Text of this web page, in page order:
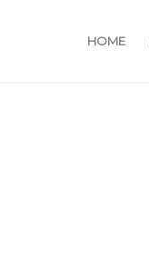
HOME